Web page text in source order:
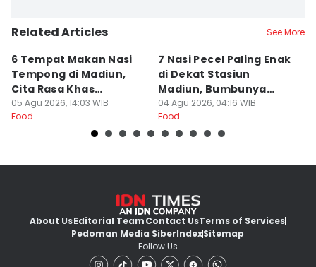
Related Articles See More
6 Tempat Makan Nasi
Tempong di Madiun,
Cita Rasa Khas
Banyuwangi
05 Agu 2026, 14:03 WIB
Food
7 Nasi Pecel Paling Enak
di Dekat Stasiun
Madiun, Bumbunya
Khas
04 Agu 2026, 04:16 WIB
Food
About UsEditorial TeamContact UsTerms of Services
Pedoman Media SiberIndexSitemap
Follow Us